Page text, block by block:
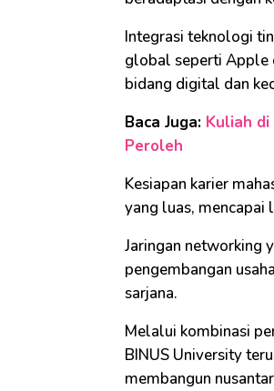
Integrasi teknologi
global seperti Apple
bidang digital dan
Baca Juga: Kuliah
Peroleh
Kesiapan karier
yang luas, mencapai
Jaringan networking
pengembangan
sarjana.
Melalui kombinasi
BINUS University
membangun